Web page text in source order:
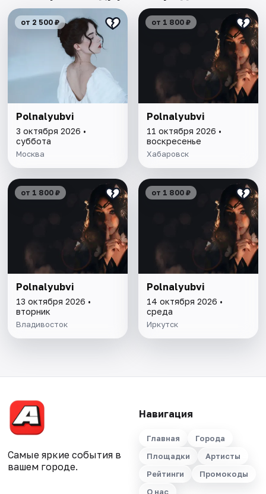
от 2 500 ₽
Polnalyubvi
3 октября 2026 •
суббота
Москва
от 1 800 ₽
Polnalyubvi
11 октября 2026 •
воскресенье
Хабаровск
от 1 800 ₽
Polnalyubvi
13 октября 2026 •
вторник
Владивосток
от 1 800 ₽
Polnalyubvi
14 октября 2026 •
среда
Иркутск
Самые яркие события в
вашем городе.
Навигация
Главная
Города
Площадки
Артисты
Рейтинги
Промокоды
О нас